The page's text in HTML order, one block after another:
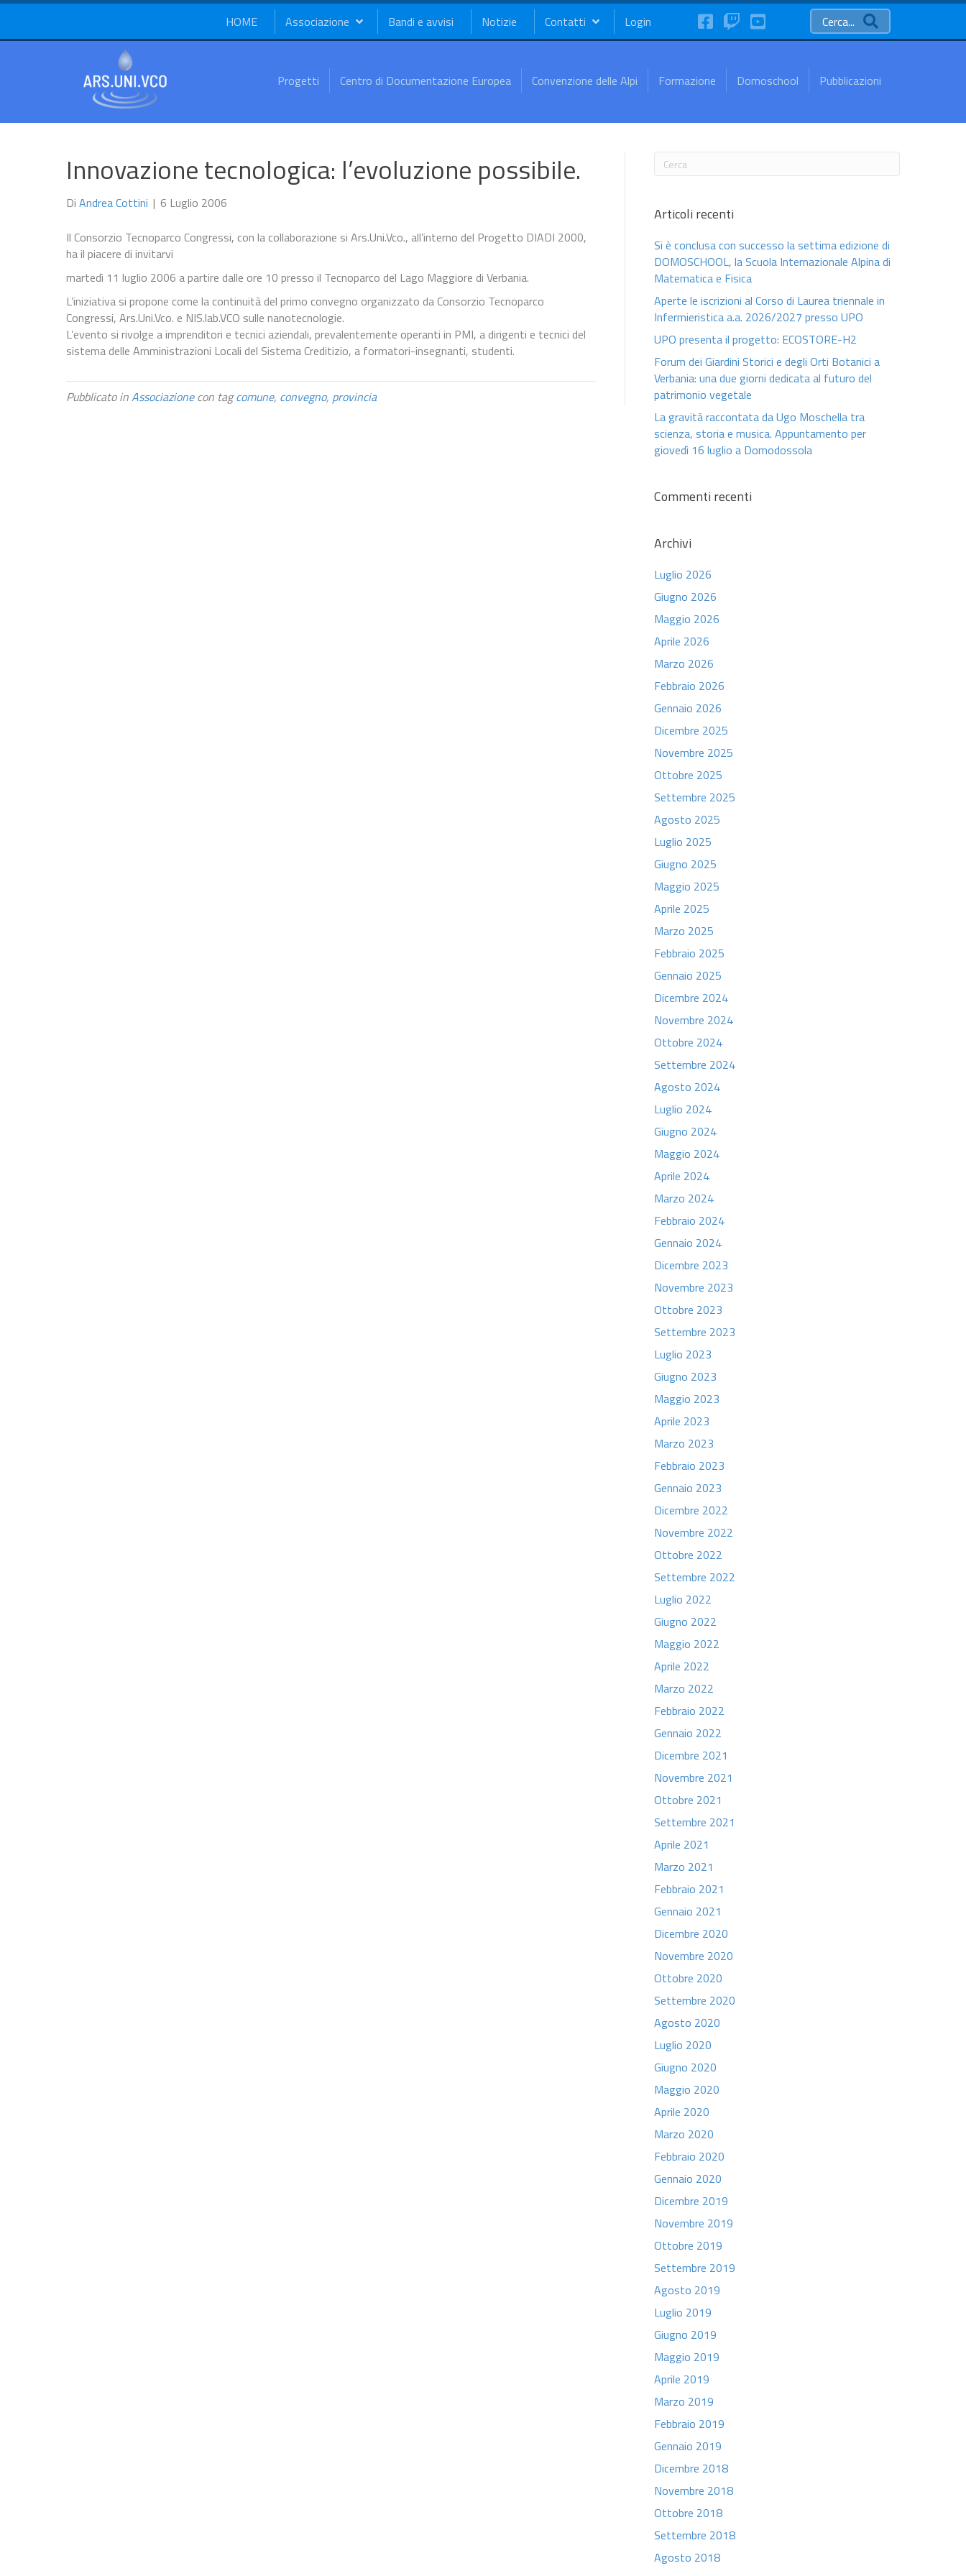
HOME Associazione Bandi e avvisi Notizie Contatti Login FaceBookTwitchYouTube Cerca...
Progetti Centro di Documentazione Europea Convenzione delle Alpi Formazione Domoschool Pubblicazioni
Innovazione tecnologica: l’evoluzione possibile.
Di Andrea Cottini | 6 Luglio 2006
Il Consorzio Tecnoparco Congressi, con la collaborazione si Ars.Uni.Vco., all’interno del Progetto DIADI 2000,
ha il piacere di invitarvi
martedì 11 luglio 2006 a partire dalle ore 10 presso il Tecnoparco del Lago Maggiore di Verbania.
L’iniziativa si propone come la continuità del primo convegno organizzato da Consorzio Tecnoparco
Congressi, Ars.Uni.Vco. e NIS.lab.VCO sulle nanotecnologie.
L’evento si rivolge a imprenditori e tecnici aziendali, prevalentemente operanti in PMI, a dirigenti e tecnici del
sistema delle Amministrazioni Locali del Sistema Creditizio, a formatori-insegnanti, studenti.
Pubblicato inAssociazionecon tagcomune, convegno, provincia
Articoli recenti
Si è conclusa con successo la settima edizione di
DOMOSCHOOL, la Scuola Internazionale Alpina di
Matematica e Fisica
Aperte le iscrizioni al Corso di Laurea triennale in
Infermieristica a.a. 2026/2027 presso UPO
UPO presenta il progetto: ECOSTORE-H2
Forum dei Giardini Storici e degli Orti Botanici a
Verbania: una due giorni dedicata al futuro del
patrimonio vegetale
La gravità raccontata da Ugo Moschella tra
scienza, storia e musica. Appuntamento per
giovedì 16 luglio a Domodossola
Commenti recenti
Archivi
Luglio 2026
Giugno 2026
Maggio 2026
Aprile 2026
Marzo 2026
Febbraio 2026
Gennaio 2026
Dicembre 2025
Novembre 2025
Ottobre 2025
Settembre 2025
Agosto 2025
Luglio 2025
Giugno 2025
Maggio 2025
Aprile 2025
Marzo 2025
Febbraio 2025
Gennaio 2025
Dicembre 2024
Novembre 2024
Ottobre 2024
Settembre 2024
Agosto 2024
Luglio 2024
Giugno 2024
Maggio 2024
Aprile 2024
Marzo 2024
Febbraio 2024
Gennaio 2024
Dicembre 2023
Novembre 2023
Ottobre 2023
Settembre 2023
Luglio 2023
Giugno 2023
Maggio 2023
Aprile 2023
Marzo 2023
Febbraio 2023
Gennaio 2023
Dicembre 2022
Novembre 2022
Ottobre 2022
Settembre 2022
Luglio 2022
Giugno 2022
Maggio 2022
Aprile 2022
Marzo 2022
Febbraio 2022
Gennaio 2022
Dicembre 2021
Novembre 2021
Ottobre 2021
Settembre 2021
Aprile 2021
Marzo 2021
Febbraio 2021
Gennaio 2021
Dicembre 2020
Novembre 2020
Ottobre 2020
Settembre 2020
Agosto 2020
Luglio 2020
Giugno 2020
Maggio 2020
Aprile 2020
Marzo 2020
Febbraio 2020
Gennaio 2020
Dicembre 2019
Novembre 2019
Ottobre 2019
Settembre 2019
Agosto 2019
Luglio 2019
Giugno 2019
Maggio 2019
Aprile 2019
Marzo 2019
Febbraio 2019
Gennaio 2019
Dicembre 2018
Novembre 2018
Ottobre 2018
Settembre 2018
Agosto 2018